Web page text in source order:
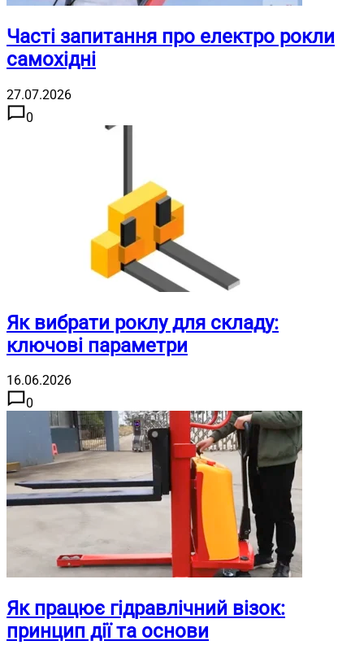
Часті запитання про електро рокли
самохідні
27.07.2026
0
Як вибрати роклу для складу:
ключові параметри
16.06.2026
0
Як працює гідравлічний візок:
принцип дії та основи